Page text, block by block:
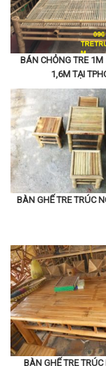
BÁN CHỎNG TRE
1,6M TẠI
BÀN GHẾ TRE TRÚC
BÀN GHẾ TRE TRÚC